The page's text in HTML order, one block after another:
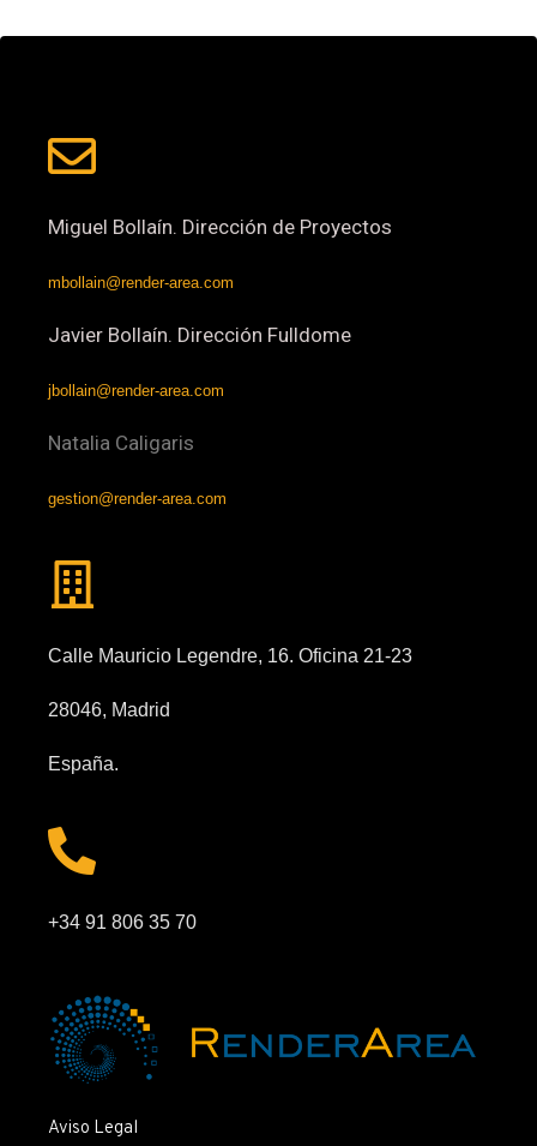
Miguel Bollaín. Dirección de Proyectos
mbollain@render-area.com
Javier Bollaín. Dirección Fulldome
jbollain@render-area.com
Natalia Caligaris
gestion@render-area.com
Calle Mauricio Legendre, 16. Oficina 21-23
28046, Madrid
España.
+34 91 806 35 70
Aviso Legal